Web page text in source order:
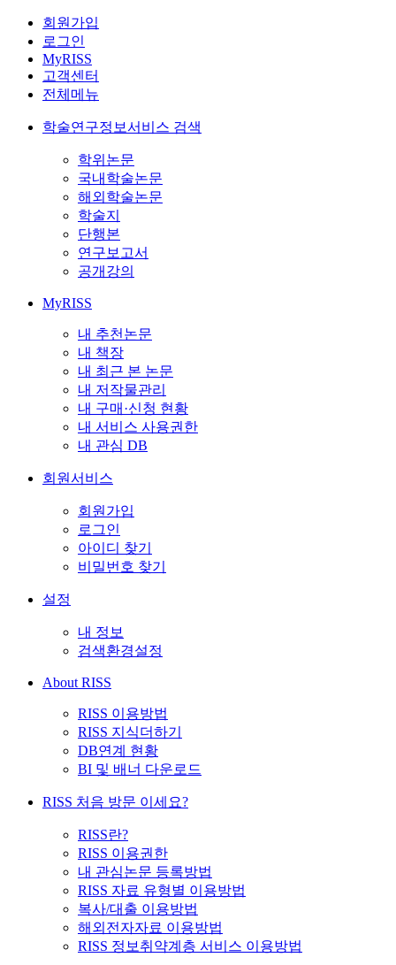
회원가입
로그인
MyRISS
고객센터
전체메뉴
학술연구정보서비스 검색
학위논문
국내학술논문
해외학술논문
학술지
단행본
연구보고서
공개강의
MyRISS
내 추천논문
내 책장
내 최근 본 논문
내 저작물관리
내 구매·신청 현황
내 서비스 사용권한
내 관심 DB
회원서비스
회원가입
로그인
아이디 찾기
비밀번호 찾기
설정
내 정보
검색환경설정
About RISS
RISS 이용방법
RISS 지식더하기
DB연계 현황
BI 및 배너 다운로드
RISS 처음 방문 이세요?
RISS란?
RISS 이용권한
내 관심논문 등록방법
RISS 자료 유형별 이용방법
복사/대출 이용방법
해외전자자료 이용방법
RISS 정보취약계층 서비스 이용방법